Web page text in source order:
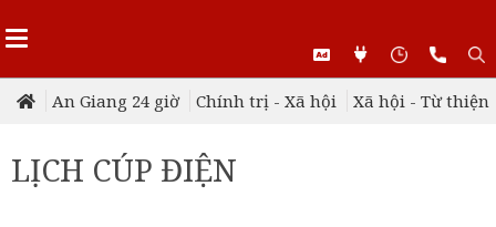
An Giang 24 giờ Chính trị - Xã hội Xã hội - Từ thiện
LỊCH CÚP ĐIỆN